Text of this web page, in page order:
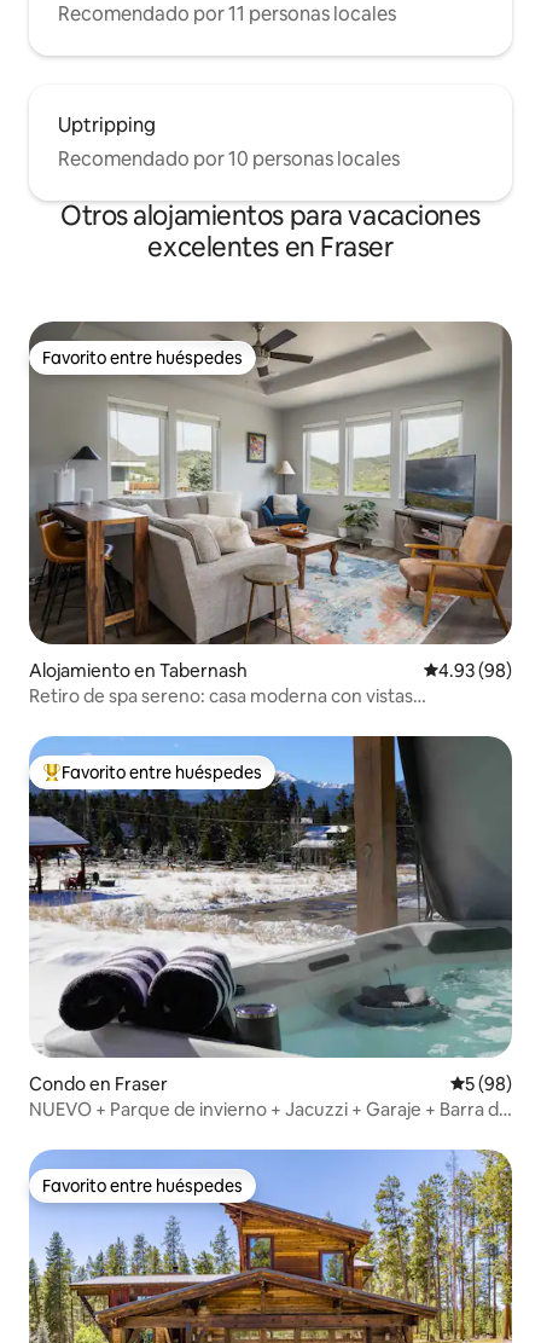
Recomendado por 11 personas locales
Uptripping
Recomendado por 10 personas locales
Otros alojamientos para vacaciones
excelentes en Fraser
Favorito entre huéspedes
Favorito entre huéspedes
Alojamiento en Tabernash Calificación
4.93 (98)
Retiro de spa sereno: casa moderna con vistas
Favorito entre huéspedes preferido
Favorito entre huéspedes
Condo en Fraser
5 (98)
NUEVO + Parque de invierno + Jacuzzi + Garaje + Barra de
Favorito entre huéspedes
Favorito entre huéspedes